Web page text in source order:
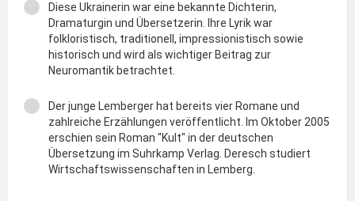
Diese Ukrainerin war eine bekannte Dichterin,
Dramaturgin und Übersetzerin. Ihre Lyrik war
folkloristisch, traditionell, impressionistisch sowie
historisch und wird als wichtiger Beitrag zur
Neuromantik betrachtet.
Der junge Lemberger hat bereits vier Romane und
zahlreiche Erzählungen veröffentlicht. Im Oktober 2005
erschien sein Roman "Kult" in der deutschen
Übersetzung im Suhrkamp Verlag. Deresch studiert
Wirtschaftswissenschaften in Lemberg.